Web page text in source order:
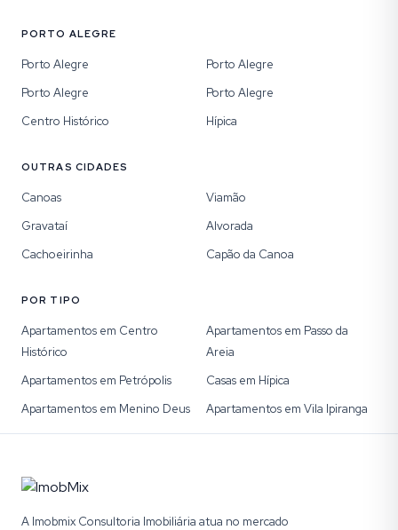
PORTO ALEGRE
Porto Alegre
Porto Alegre
Porto Alegre
Porto Alegre
Centro Histórico
Hípica
OUTRAS CIDADES
Canoas
Viamão
Gravataí
Alvorada
Cachoeirinha
Capão da Canoa
POR TIPO
Apartamentos em Centro
Histórico
Apartamentos em Passo da
Areia
Apartamentos em Petrópolis
Casas em Hípica
Apartamentos em Menino Deus
Apartamentos em Vila Ipiranga
A Imobmix Consultoria Imobiliária atua no mercado